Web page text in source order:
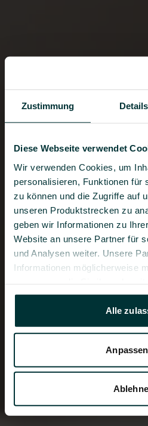
Zustimmung Details
Diese Webseite verwendet
Wir verwenden Cookies, um
personalisieren, Funktionen für
zu können und die Zugriffe auf
unseren Produktstrecken zu
geben wir Informationen zu
Website an unsere Partner für
und Analysen weiter. Unsere
Informationen möglicherweise
sie im Rahmen Ihrer Nutzung
Datenschutzerklärung -
Alle
Anpassen